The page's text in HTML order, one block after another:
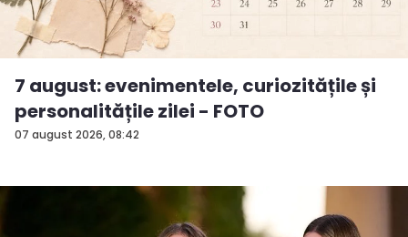
07 august 2026, 08:42
7 august: evenimentele, curiozitățile și
personalitățile zilei - FOTO